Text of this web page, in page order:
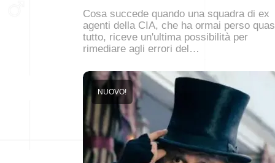
Cosa succede quando una squadra di ex
agenti della CIA, che ha ormai perso
tutto, riceve un'ultima possibilità per
rimediare agli errori del…
NUOVO!